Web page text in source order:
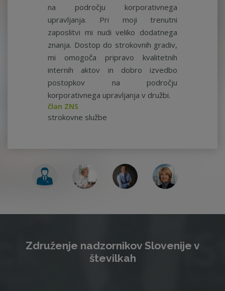
na področju korporativnega
upravljanja. Pri moji trenutni
zaposlitvi mi nudi veliko dodatnega
znanja. Dostop do strokovnih gradiv,
mi omogoča pripravo kvalitetnih
internih aktov in dobro izvedbo
postopkov na področju
korporativnega upravljanja v družbi.
član ZNS
strokovne službe
Združenje nadzornikov Slovenije v
številkah